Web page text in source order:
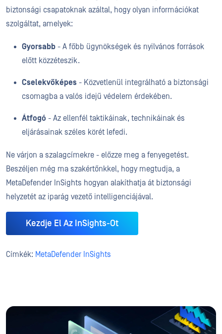
biztonsági csapatoknak azáltal, hogy olyan információkat
szolgáltat, amelyek:
Gyorsabb - A főbb ügynökségek és nyilvános források
előtt közzéteszik.
Cselekvőképes - Közvetlenül integrálható a biztonsági
csomagba a valós idejű védelem érdekében.
Átfogó - Az ellenfél taktikáinak, technikáinak és
eljárásainak széles körét lefedi.
Ne várjon a szalagcímekre - előzze meg a fenyegetést.
Beszéljen még ma szakértőnkkel, hogy megtudja, a
MetaDefender InSights hogyan alakíthatja át biztonsági
helyzetét az iparág vezető intelligenciájával.
Kezdje El Az InSights-Ot
Címkék: MetaDefender InSights